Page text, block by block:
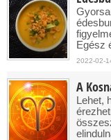
Egész
2022-02-
A
Lehet,